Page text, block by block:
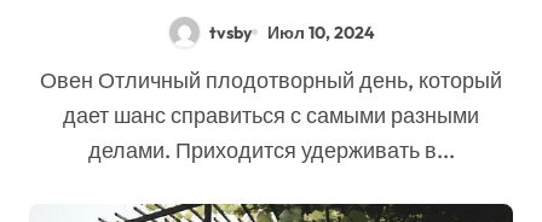
tvsby Июл 10, 2024
Овен Отличный плодотворный день, который
дает шанс справиться с самыми разными
делами. Приходится удерживать в...